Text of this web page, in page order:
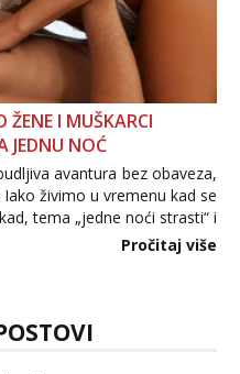
ŽENE I MUŠKARCI
JEDNU NOĆ
avantura bez obaveza,
živimo u vremenu kad se
tema „jedne noći strasti“ i
zapravo misle žene, a što
Pročitaj više